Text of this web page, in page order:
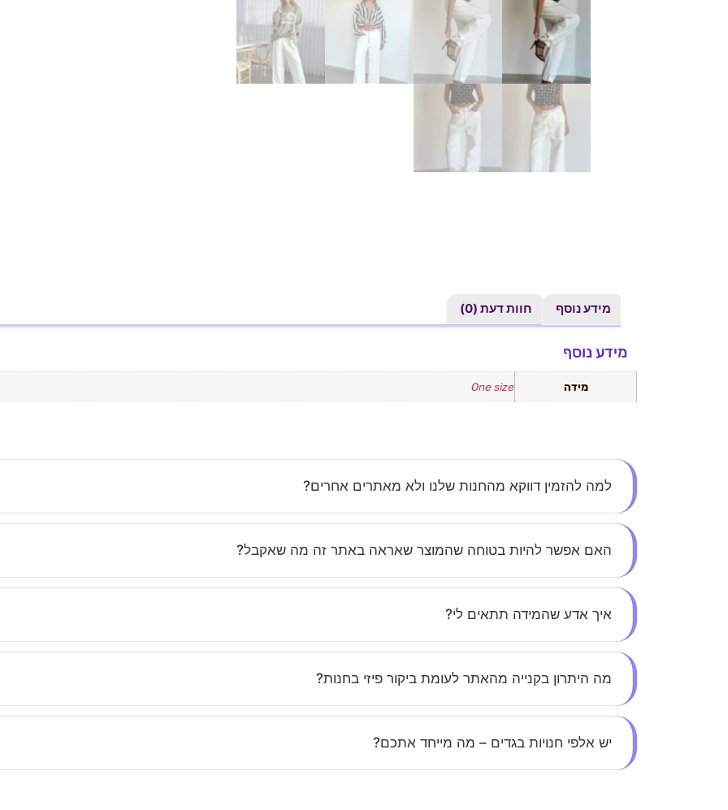
מידע נוסף חוות דעת (0)
מידע נוסף
מידה One size
למה להזמין דווקא מהחנות שלנו ולא מאתרים אחרים?
האם אפשר להיות בטוחה שהמוצר שאראה באתר זה מה שאקבל?
איך אדע שהמידה תתאים לי?
מה היתרון בקנייה מהאתר לעומת ביקור פיזי בחנות?
יש אלפי חנויות בגדים – מה מייחד אתכם?